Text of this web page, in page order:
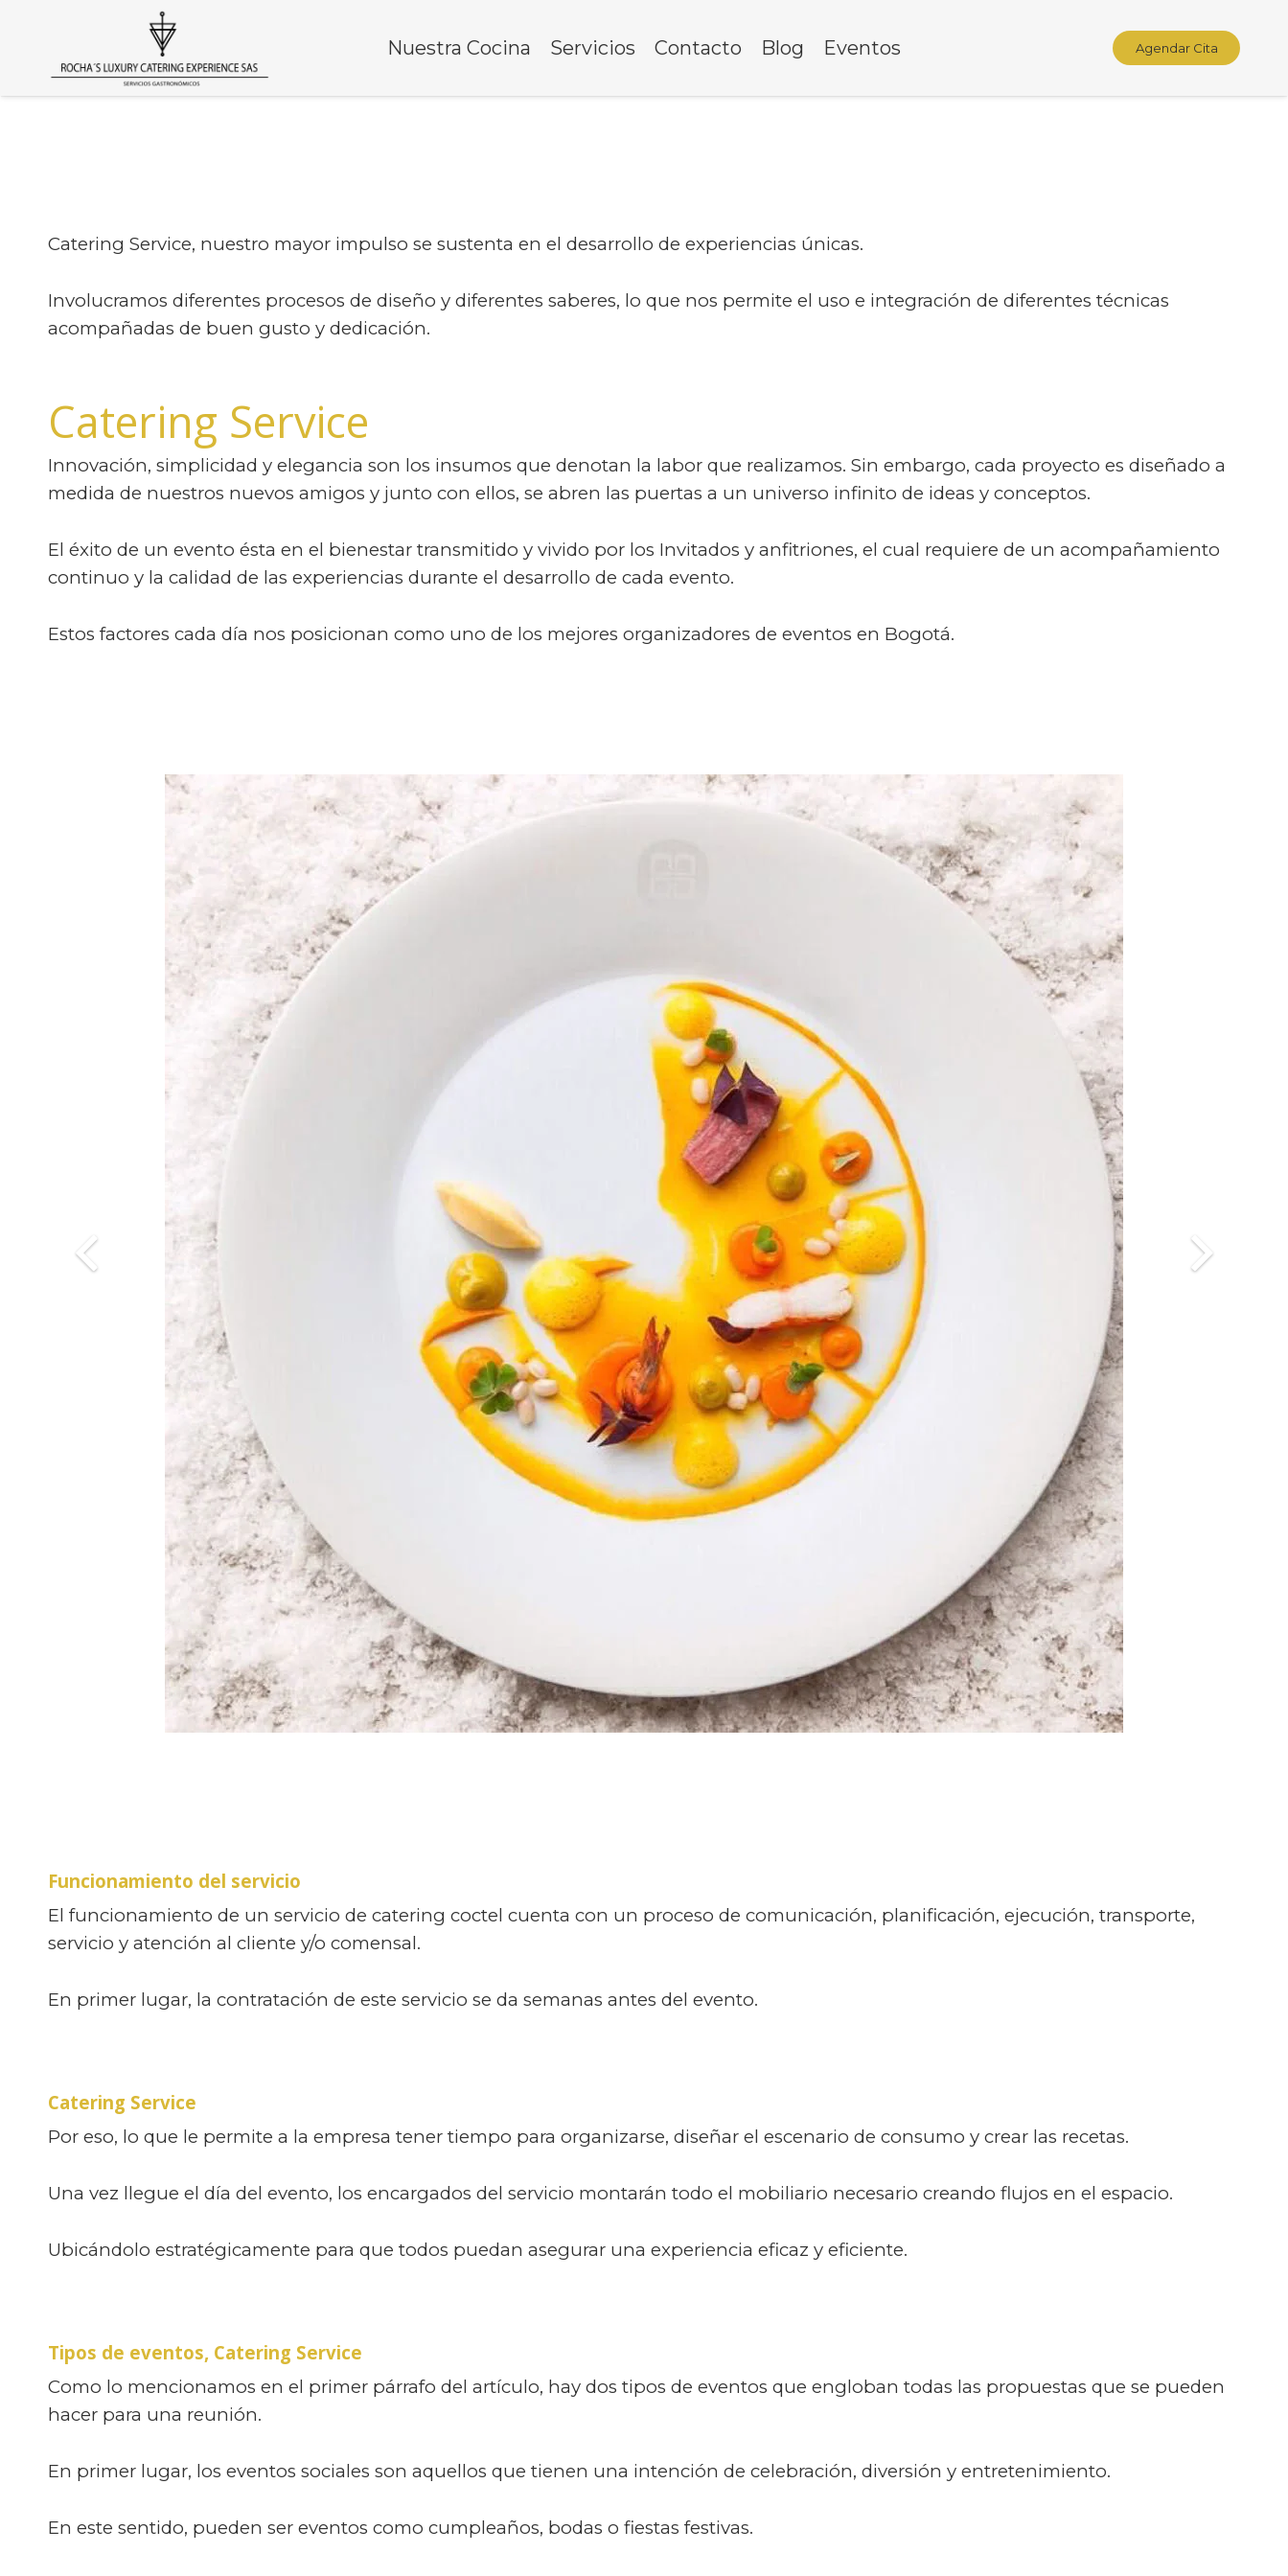
Nuestra Cocina Servicios Contacto Blog Eventos Agendar Cita
Catering Service, nuestro mayor impulso se sustenta en el desarrollo de experiencias únicas.
Involucramos diferentes procesos de diseño y diferentes saberes, lo que nos permite el uso e integración de diferentes técnicas
acompañadas de buen gusto y dedicación.
Catering Service
Innovación, simplicidad y elegancia son los insumos que denotan la labor que realizamos. Sin embargo, cada proyecto es diseñado a
medida de nuestros nuevos amigos y junto con ellos, se abren las puertas a un universo infinito de ideas y conceptos.
El éxito de un evento ésta en el bienestar transmitido y vivido por los Invitados y anfitriones, el cual requiere de un acompañamiento
continuo y la calidad de las experiencias durante el desarrollo de cada evento.
Estos factores cada día nos posicionan como uno de los mejores organizadores de eventos en Bogotá.
Funcionamiento del servicio
El funcionamiento de un servicio de catering coctel cuenta con un proceso de comunicación, planificación, ejecución, transporte,
servicio y atención al cliente y/o comensal.
En primer lugar, la contratación de este servicio se da semanas antes del evento.
Catering Service
Por eso, lo que le permite a la empresa tener tiempo para organizarse, diseñar el escenario de consumo y crear las recetas.
Una vez llegue el día del evento, los encargados del servicio montarán todo el mobiliario necesario creando flujos en el espacio.
Ubicándolo estratégicamente para que todos puedan asegurar una experiencia eficaz y eficiente.
Tipos de eventos, Catering Service
Como lo mencionamos en el primer párrafo del artículo, hay dos tipos de eventos que engloban todas las propuestas que se pueden
hacer para una reunión.
En primer lugar, los eventos sociales son aquellos que tienen una intención de celebración, diversión y entretenimiento.
En este sentido, pueden ser eventos como cumpleaños, bodas o fiestas festivas.